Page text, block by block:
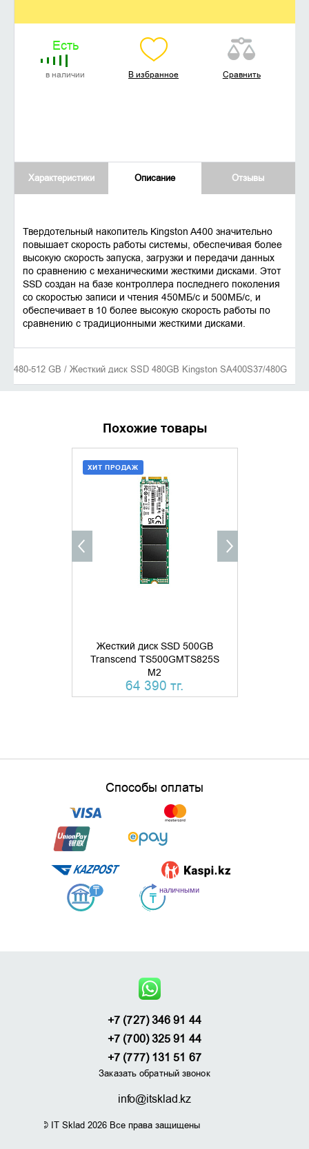
Есть
в наличии В избранное Сравнить
Характеристики Описание Отзывы
Твердотельный накопитель Kingston A400 значительно
повышает скорость работы системы, обеспечивая более
высокую скорость запуска, загрузки и передачи данных
по сравнению с механическими жесткими дисками. Этот
SSD создан на базе контроллера последнего поколения
со скоростью записи и чтения 450МБ/с и 500МБ/с, и
обеспечивает в 10 более высокую скорость работы по
сравнению с традиционными жесткими дисками.
480-512 GB / Жесткий диск SSD 480GB Kingston SA400S37/480G
Похожие товары
Жесткий диск SSD 500GB
Transcend TS500GMTS825S
M2
64 390 тг.
ХИТ ПРОДАЖ
ДОБАВИТЬ В КОРЗИНУ
КУПИТЬ В 1 КЛИК
Способы оплаты
+7 (727) 346 91 44
+7 (700) 325 91 44
+7 (777) 131 51 67
Заказать обратный звонок
info@itsklad.kz
© IT Sklad 2026 Все права защищены